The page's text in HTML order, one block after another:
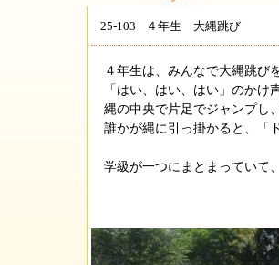
25-103 ４年生 大縄跳び
４年生は、みんなで大縄跳び
「はい、はい、はい」のかけ
縄の中央で片足でジャンプし
誰かが縄に引っ掛かると、「
学級が一つにまとまっていて